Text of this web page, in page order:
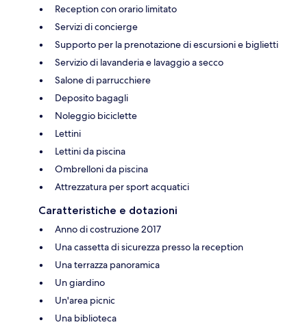
Reception con orario limitato
Servizi di concierge
Supporto per la prenotazione di escursioni e biglietti
Servizio di lavanderia e lavaggio a secco
Salone di parrucchiere
Deposito bagagli
Noleggio biciclette
Lettini
Lettini da piscina
Ombrelloni da piscina
Attrezzatura per sport acquatici
Caratteristiche e dotazioni
Anno di costruzione 2017
Una cassetta di sicurezza presso la reception
Una terrazza panoramica
Un giardino
Un'area picnic
Una biblioteca